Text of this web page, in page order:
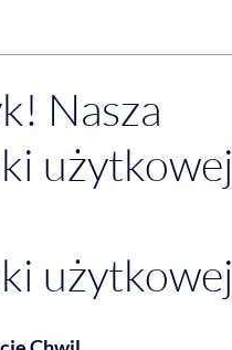
Nasza
użytkowej
użytkowej